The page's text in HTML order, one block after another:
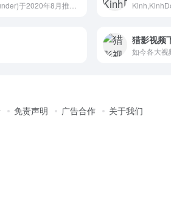
猎影视频
免责声明 广告合作 关于我们